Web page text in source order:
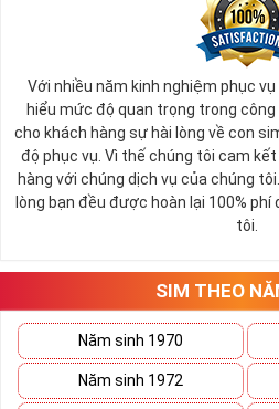
Với nhiều năm kinh nghiệm phục
hiểu mức độ quan trọng trong
cho khách hàng sự hài lòng về con
độ phục vụ. Vì thế chúng tôi cam
hàng với chúng dịch vụ của chúng
lòng bạn đều được hoàn lại 100%
tôi.
SIM THEO
Năm sinh 1970
Năm sinh 1972